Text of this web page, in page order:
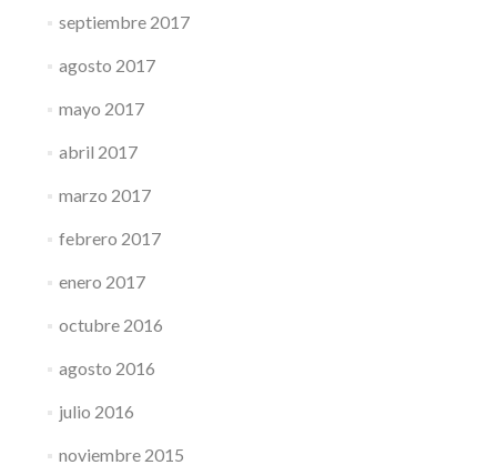
septiembre 2017
agosto 2017
mayo 2017
abril 2017
marzo 2017
febrero 2017
enero 2017
octubre 2016
agosto 2016
julio 2016
noviembre 2015